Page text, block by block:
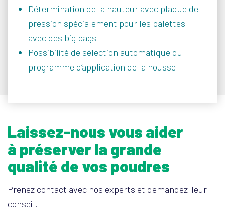
Détermination de la hauteur avec plaque de
pression spécialement pour les palettes
avec des big bags
Possibilité de sélection automatique du
programme d’application de la housse
Laissez-nous vous aider
à préserver la grande
qualité de vos poudres
Prenez contact avec nos experts et demandez-leur
conseil.